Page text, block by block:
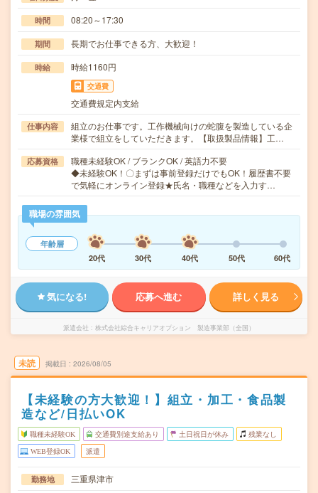
時間 08:20～17:30
期間 長期でお仕事できる方、大歓迎！
時給 時給1160円
交通費
交通費規定内支給
仕事内容
組立のお仕事です。工作機械向けの蛇腹を製造している企
業様で組立をしていただきます。【取扱製品情報】工…
応募資格
職種未経験OK / ブランクOK / 英語力不要
◆未経験OK！〇まずは事前登録だけでもOK！履歴書不要
で気軽にオンライン登録★氏名・職種などを入力す…
職場の雰囲気
年齢層
20代
30代 40代 50代 60代
気になる! 応募へ進む 詳しく見る
派遣会社 株式会社綜合キャリアオプション 製造事業部（全国）
未読 掲載日 2026/08/05
【未経験の方大歓迎！】組立・加工・食品製
造など/日払いOK
職種未経験OK 交通費別途支給あり 土日祝日が休み 残業なし
WEB登録OK 派遣
勤務地 三重県津市